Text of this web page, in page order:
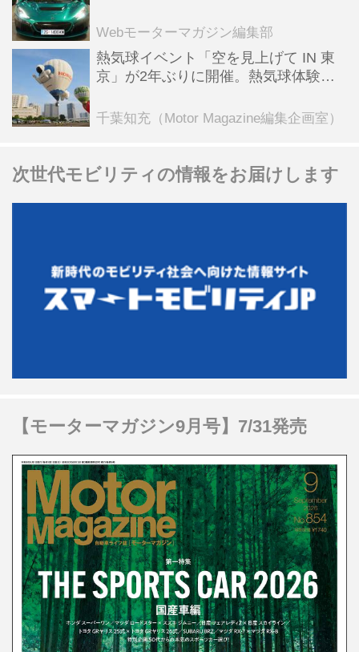
全版／115】
Webモーターマガジン編集部
熱気球イベント「空を見上げて IN 東
京」が2年ぶりに開催。熱気球体験搭
ンテンツも
千葉知充（Motor Magazine編集企画室）
次世代モビリティの情報をお届けします
【モーターマガジン9月号】7/31発売